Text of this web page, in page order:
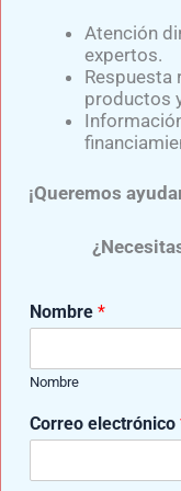
Samuel Medina/
El pilar del
alguna
[wd_asl]
Rehabilitación
Atención
expertos.
Respuesta
productos
¡Queremos
Nombre *
Nombre
Correo electrónico